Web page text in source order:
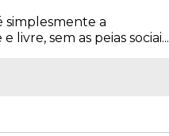
simplesmente a
sem as peias sociai...